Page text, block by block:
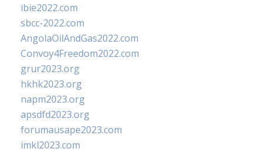
ibie2022.com
sbcc-2022.com
AngolaOilAndGas2022.com
Convoy4Freedom2022.com
grur2023.org
hkhk2023.org
napm2023.org
apsdfd2023.org
forumausape2023.com
imkl2023.com